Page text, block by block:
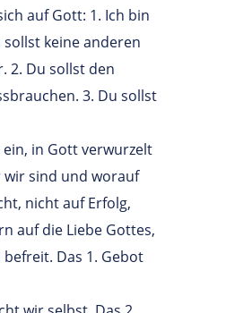
auf Gott: 1. Ich bin
keine anderen
2. Du sollst den
3. Du sollst
in Gott verwurzelt
wir sind und worauf
nicht auf Erfolg,
auf die Liebe Gottes,
Das 1. Gebot